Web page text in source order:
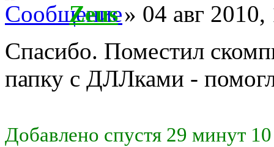
Zeus» 04 авг 2010,
Спасибо. Поместил
папку с ДЛЛками -
Добавлено спустя 29 минут